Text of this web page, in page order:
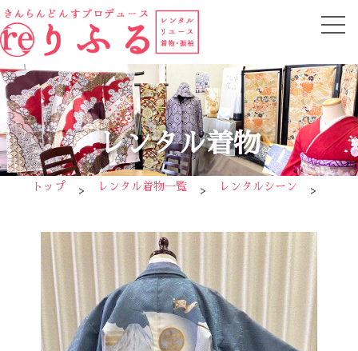
レンタル着物
トップ レンタル着物一覧 レンタルシーン